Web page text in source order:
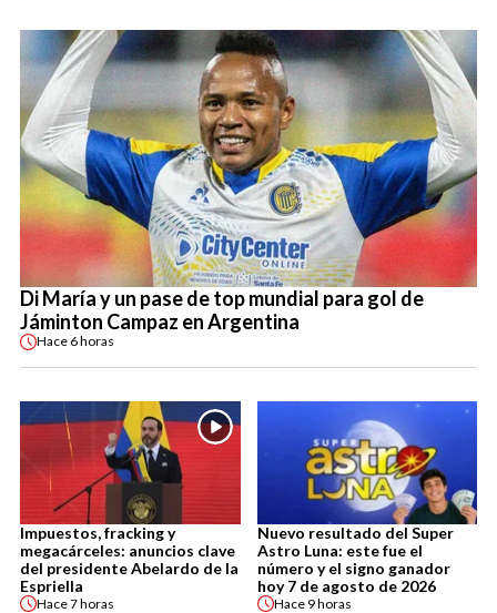
Di María y un pase de top mundial para gol de
Jáminton Campaz en Argentina
Hace 6 horas
Impuestos, fracking y
megacárceles: anuncios clave
del presidente Abelardo de la
Espriella
Hace7 horas
Nuevo resultado del Super
Astro Luna: este fue el
número y el signo ganador
hoy 7 de agosto de 2026
Hace 9 horas